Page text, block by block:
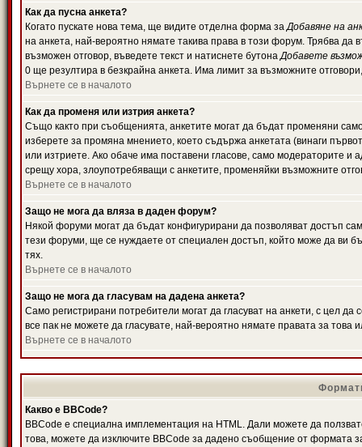
Как да пусна анкета?
Когато пускате нова тема, ще видите отделна форма заДобавяне на
на анкета, най-вероятно нямате такива права в този форум. Трябва да
възможен отговор, въведете текст и натиснете бутонаДобавете
0 ще резултира в безкрайна анкета. Има лимит за възможните
Върнете се в началото
Как да променя или изтрия анкета?
Също както при съобщенията, анкетите могат да бъдат променяни
изберете за промяна мнението, което съдържа анкетата (винаги
или изтриете. Ако обаче има поставени гласове, само модераторите и
срещу хора, злоупотребяващи с анкетите, променяйки възможните
Върнете се в началото
Защо не мога да вляза в даден форум?
Някой форуми могат да бъдат конфигурирани да позволяват достъп
тези форуми, ще се нуждаете от специален достъп, който може да ви
тях.
Върнете се в началото
Защо не мога да гласувам на дадена анкета?
Само регистрирани потребители могат да гласуват на анкети, с цел
все пак не можете да гласувате, най-вероятно нямате правата за това
Върнете се в началото
Какво е BBCode?
BBCode е специална имплементация на HTML. Дали можете да
това, можете да изключите BBCode за дадено съобщение от формата